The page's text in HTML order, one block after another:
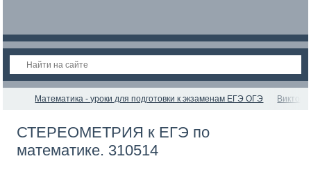
Математика - уроки для подготовки к экзаменам ЕГЭ ОГЭ Виктор
СТЕРЕОМЕТРИЯ к ЕГЭ по
математике. 310514